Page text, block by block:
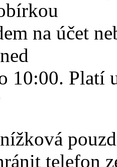
na účet
10:00. Platí
telefon